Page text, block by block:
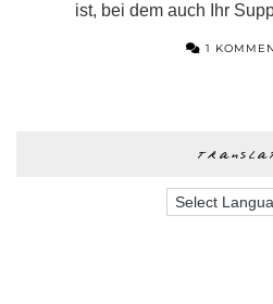
ist, bei dem auch Ihr
1